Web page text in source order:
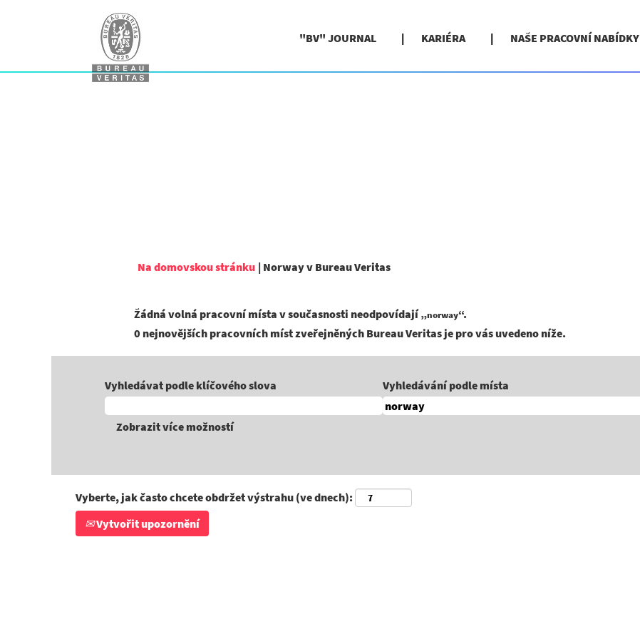
"BV" JOURNAL KARIÉRA NAŠE PRACOVNÍ NABÍDKY
Na domovskou stránku | Norway v Bureau Veritas(aktuální
Žádná volná pracovní místa v současnosti neodpovídají „norway“.
0 nejnovějších pracovních míst zveřejněných Bureau Veritas je pro vás uvedeno níže.
Vyhledávat podle klíčového slova Vyhledávání podle místa
Zobrazit více možností
Vyberte, jak často chcete obdržet výstrahu (ve dnech):
Vytvořit upozornění